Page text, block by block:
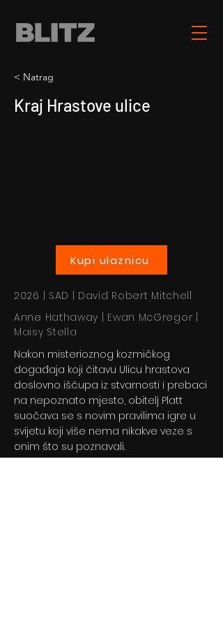
< Natrag
Kraj Hrastove ulice
Kupi ulaznicu
2026 | SAD | David Robert Mitchell
Anne Hathaway | Ewan McGregor |
Maisy Stella
Nakon misterioznog kozmičkog
događaja koji čitavu Ulicu hrastova
doslovno iščupa iz stvarnosti i prebaci
na nepoznato mjesto, obitelj Platt
suočava se s novim pravilima igre u
svijetu koji više nema nikakve veze s
onim što su poznavali.